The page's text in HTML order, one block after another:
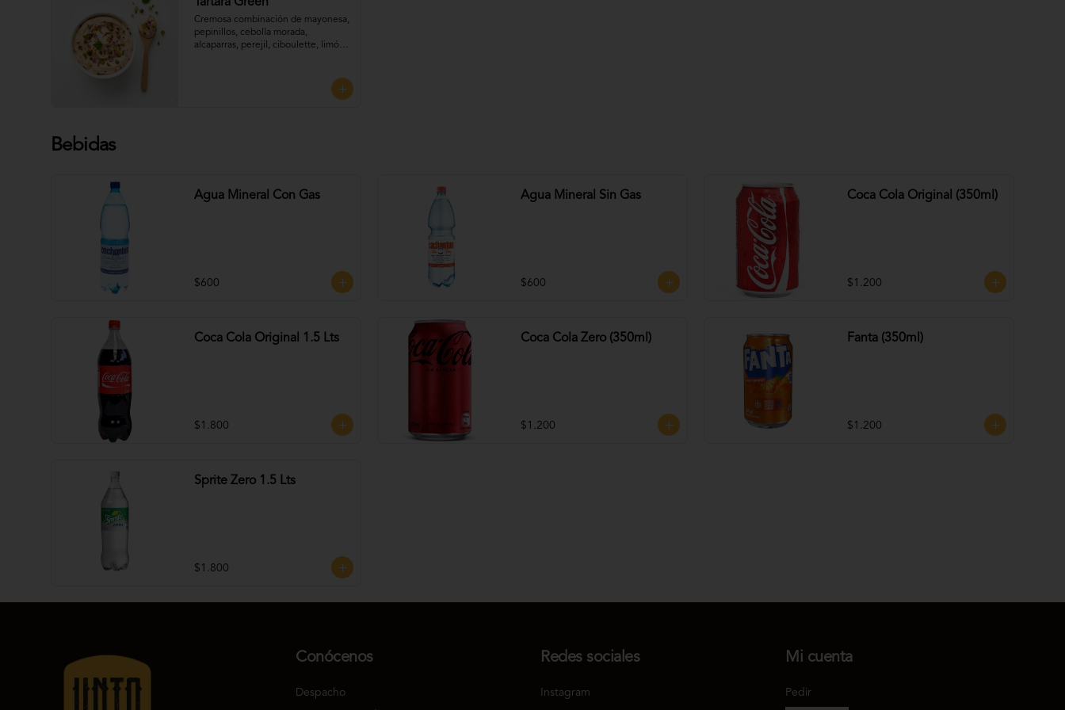
Cremosa combinación de mayonesa,
pepinillos, cebolla morada,
alcaparras, perejil, ciboulette, limón
Bebidas
Agua Mineral Con Gas
$600
Agua Mineral Sin Gas
$600
Coca Cola Original (350ml)
$1.200
Coca Cola Original 1.5 Lts
$1.800
Coca Cola Zero (350ml)
$1.200
Fanta (350ml)
$1.200
Sprite Zero 1.5 Lts
$1.800
Conócenos
Despacho
Redes sociales
Instagram
Mi cuenta
Pedir